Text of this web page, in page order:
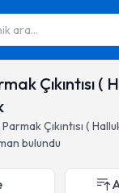
ara...
Çıkıntısı (
Çıkıntısı (
bulundu